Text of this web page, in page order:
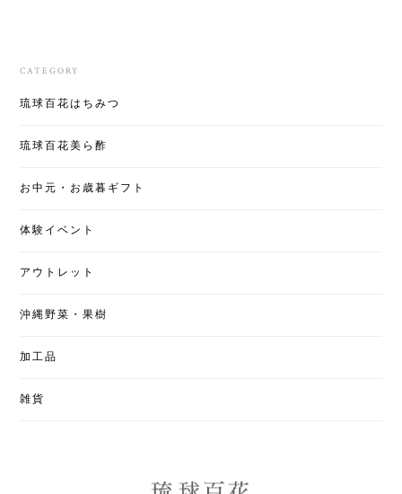
CATEGORY
琉球百花はちみつ
琉球百花美ら酢
お中元・お歳暮ギフト
体験イベント
アウトレット
沖縄野菜・果樹
加工品
雑貨